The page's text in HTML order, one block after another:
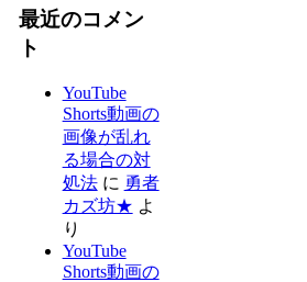
最近のコメン
ト
YouTube
Shorts動画の
画像が乱れ
る場合の対
処法に 勇者
カズ坊★ よ
り
YouTube
Shorts動画の